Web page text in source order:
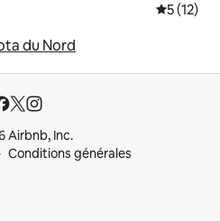
Note
5 (12)
du Nord
Airbnb, Inc.
Conditions générales